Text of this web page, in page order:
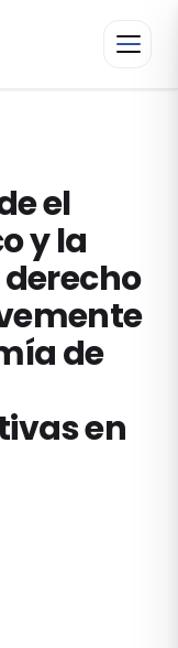
el
y la
de
en